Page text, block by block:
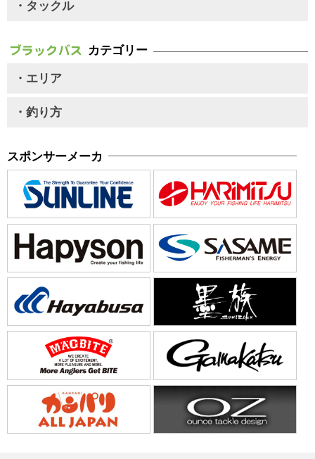
・タックル
カテゴリー
・エリア
・釣り方
スポンサーメーカ